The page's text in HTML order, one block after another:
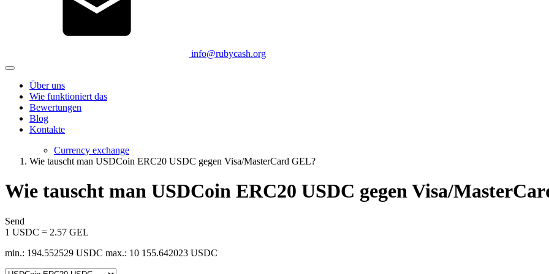
info@rubycash.org
Über uns
Wie funktioniert das
Bewertungen
Blog
Kontakte
Currency exchange
Wie tauscht man USDCoin ERC20 USDC gegen Visa/MasterCard GEL?
Wie tauscht man USDCoin ERC20 USDC gegen Visa/
Send
1 USDC = 2.57 GEL
min.: 194.552529 USDC max.: 10 155.642023 USDC